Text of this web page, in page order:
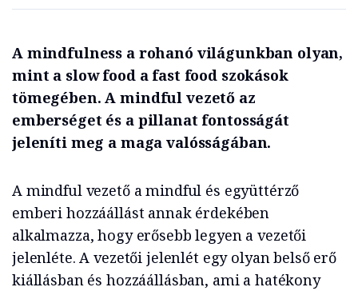
A mindfulness a rohanó világunkban olyan,
mint a slow food a fast food szokások
tömegében. A mindful vezető az
emberséget és a pillanat fontosságát
jeleníti meg a maga valósságában.
A mindful vezető a mindful és együttérző
emberi hozzáállást annak érdekében
alkalmazza, hogy erősebb legyen a vezetői
jelenléte. A vezetői jelenlét egy olyan belső erő
kiállásban és hozzáállásban, ami a hatékony